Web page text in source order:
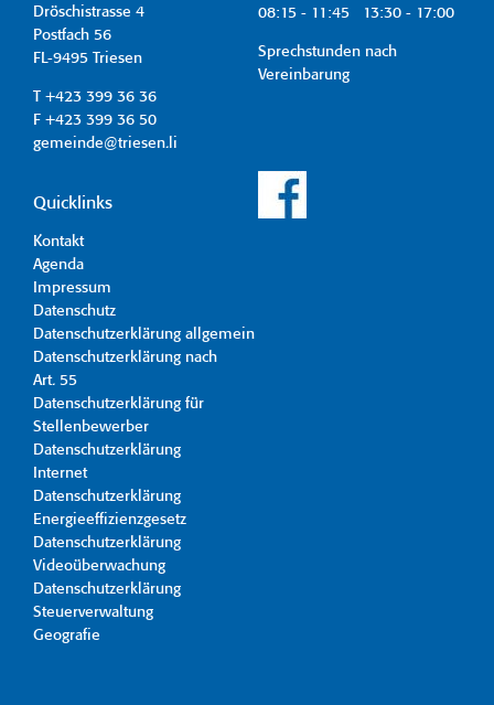
Dröschistrasse 4
Postfach 56
FL-9495 Triesen
T +423 399 36 36
F +423 399 36 50
gemeinde@triesen.li
08:15 - 11:45 13:30 - 17:00
Sprechstunden nach
Vereinbarung
Quicklinks
Kontakt
Agenda
Impressum
Datenschutz
Datenschutzerklärung allgemein
Datenschutzerklärung nach
Art. 55
Datenschutzerklärung für
Stellenbewerber
Datenschutzerklärung
Internet
Datenschutzerklärung
Energieeffizienzgesetz
Datenschutzerklärung
Videoüberwachung
Datenschutzerklärung
Steuerverwaltung
Geografie